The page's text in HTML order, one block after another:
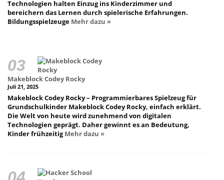
Technologien halten Einzug ins Kinderzimmer und
bereichern das Lernen durch spielerische Erfahrungen.
Bildungsspielzeuge Mehr dazu »
Makeblock Codey Rocky
Juli 21, 2025
Makeblock Codey Rocky – Programmierbares Spielzeug für
Grundschulkinder Makeblock Codey Rocky, einfach erklärt.
Die Welt von heute wird zunehmend von digitalen
Technologien geprägt. Daher gewinnt es an Bedeutung,
Kinder frühzeitigMehr dazu »